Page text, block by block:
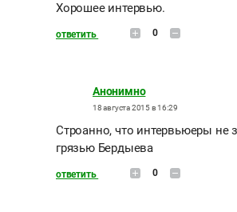
Хорошее интервью.
ответить 0
Анонимно
18 августа 2015 в 16:29
Строанно, что интервьюеры не
грязью Бердыева
ответить 0